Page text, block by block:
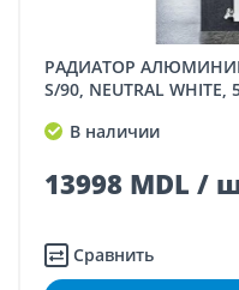
РАДИАТОР АЛЮМИНИЕВЫЙ NOVA FLORIDA LEDRO
S/90, NEUTRAL
В наличии
13998 MDL /
Сравнить